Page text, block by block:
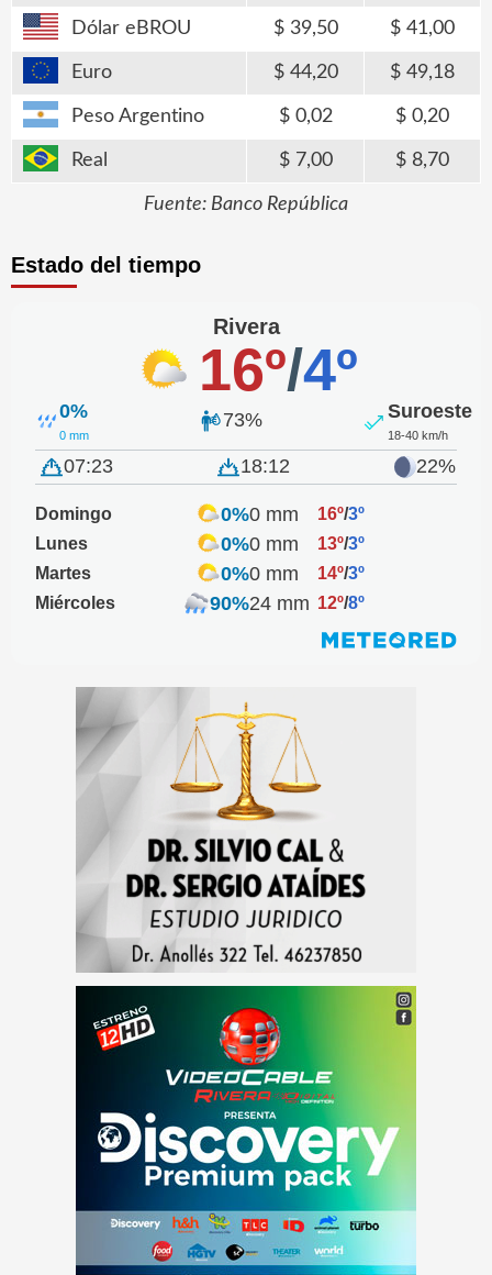
Dólar eBROU 39,50 41,00
Euro 44,20 49,18
Peso Argentino 0,02 0,20
Real 7,00 8,70
Fuente: Banco República
Estado del tiempo
Rivera
16º/4º
0%
0 mm
73% Suroeste
18-40 km/h
07:23 18:12 22%
Domingo 0%0 mm 16º/3º
Lunes
0%0 mm 13º/3º
Martes
0%0 mm 14º/3º
Miércoles
90%24 mm 12º/8º